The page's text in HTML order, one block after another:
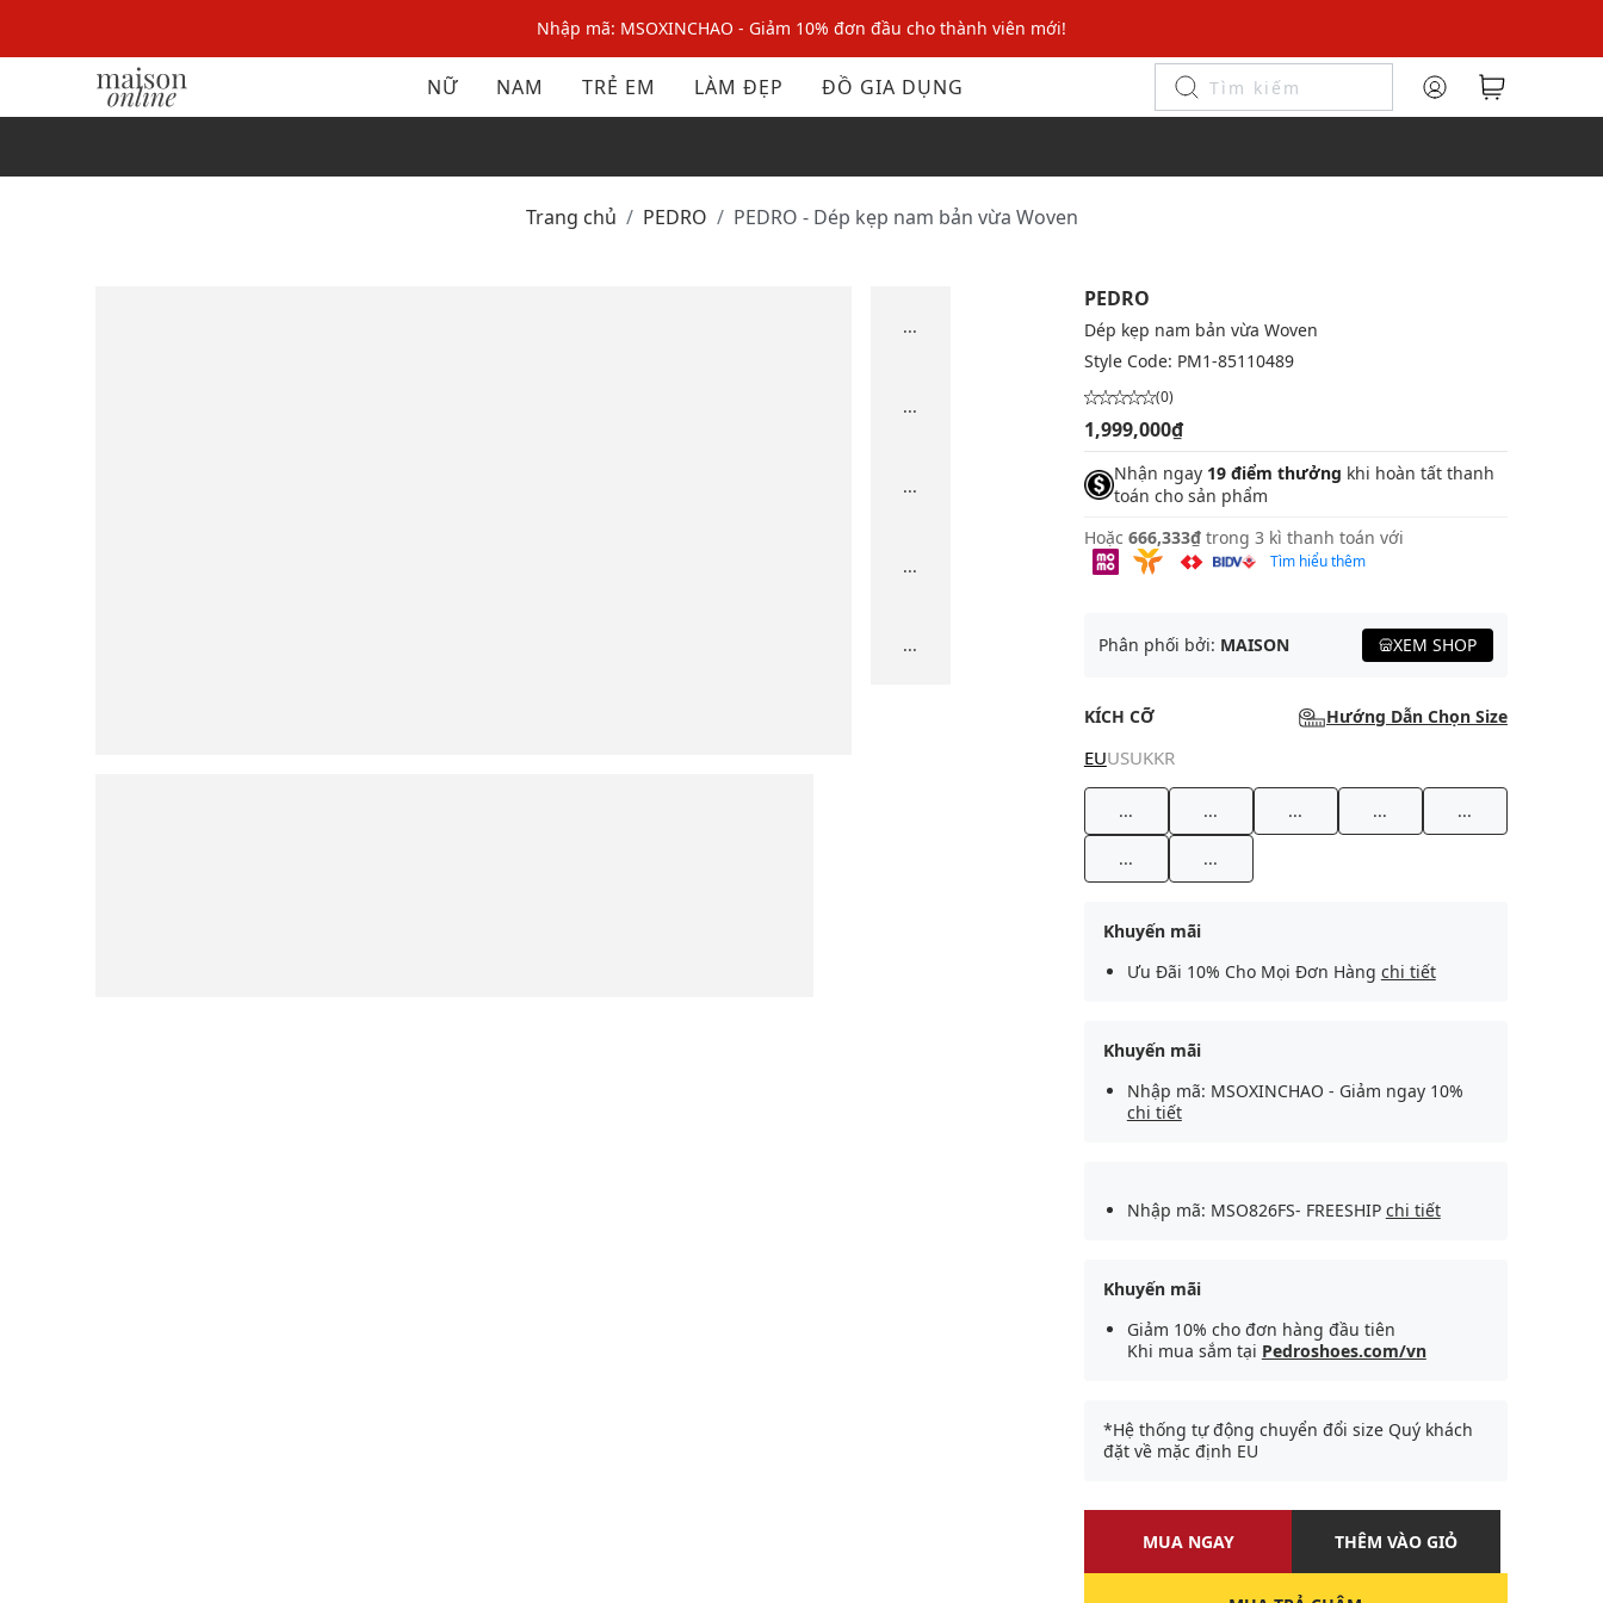
Nhập mã: MSOXINCHAO - Giảm 10% đơn đầu cho thành viên mới!
Nhập mã MSOPAY100: giảm ngay 10% khi thanh toán trực tuyến
Nhập mã: MSOXINCHAO - Giảm 10% đơn đầu cho thành viên mới!
NỮ NAM TRẺ EM LÀM ĐẸP ĐỒ GIA DỤNG
Trang chủ PEDRO PEDRO - Dép kẹp nam bản vừa Woven
...
...
...
...
...
PEDRO
Dép kẹp nam bản vừa Woven
Style Code: PM1-85110489
(0)
1,999,000₫
Nhận ngay 19 điểm thưởng khi hoàn tất thanh
toán cho sản phẩm
Hoặc 666,333₫ trong 3 kì thanh toán với
Tìm hiểu thêm
Phân phối bởi: MAISON XEM SHOP
KÍCH CỠ Hướng Dẫn Chọn Size
EUUSUKKR
... ... ... ... ...
... ...
Khuyến mãi
Ưu Đãi 10% Cho Mọi Đơn Hàng chi tiết
Khuyến mãi
Nhập mã: MSOXINCHAO - Giảm ngay 10%
chi tiết
Nhập mã: MSO826FS- FREESHIP chi tiết
Khuyến mãi
Giảm 10% cho đơn hàng đầu tiên
Khi mua sắm tại Pedroshoes.com/vn
*Hệ thống tự động chuyển đổi size Quý khách
đặt về mặc định EU
MUA NGAY THÊM VÀO GIỎ